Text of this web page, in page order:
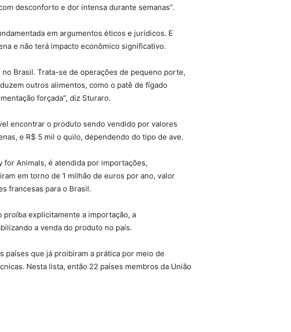
desconforto e dor intensa durante semanas”.
em argumentos éticos e jurídicos. E
e não terá impacto econômico significativo.
no Brasil. Trata-se de operações de pequeno porte,
outros alimentos, como o patê de fígado
forçada”, diz Sturaro.
encontrar o produto sendo vendido por valores
e R$ 5 mil o quilo, dependendo do tipo de ave.
for Animals, é atendida por importações,
em torno de 1 milhão de euros por ano, valor
francesas para o Brasil.
explicitamente a importação, a
a venda do produto no país.
países que já proibiram a prática por meio de
Nesta lista, então 22 países membros da União